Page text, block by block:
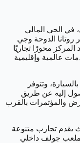
في الحي المالي
روتانا الدوحة وجي
محورًا تجاريًا
تجارية وخدمات عالمية وإقليمية
وتتوفر
إليه عن طريق
والمؤتمرات بالقرب
يقدم تجارب متنوعة
جولف داخلي